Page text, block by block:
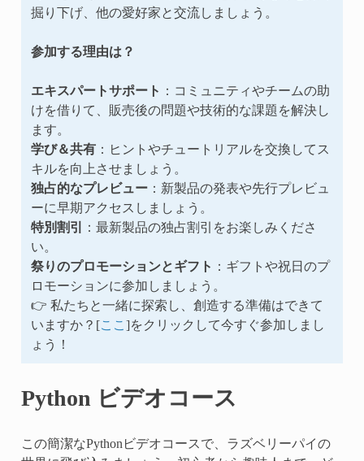
掘り下げ、他の愛好家と交流しましょう。
参加する理由は？
エキスパートサポート
：コミュニティやチームの助
けを借りて、販売後の問題や技術的な課題を解決し
ます。
学び＆共有：ヒントやチュートリアルを交換してス
キルを向上させましょう。
独占的なプレビュー：新製品の発表や先行プレビュ
ーに早期アクセスしましょう。
特別割引
：最新製品の独占割引をお楽しみくださ
い。
祭りのプロモーションとギフト
：ギフトや祝日のプ
ロモーションに参加しましょう。
👉 私たちと一緒に探索し、創造する準備はできて
いますか？[ここ ]をクリックして今すぐ参加しまし
ょう！
Python ビデオコース
この簡潔なPythonビデオコースで、ラズベリーパイの